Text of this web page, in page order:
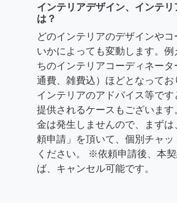
インテリアデザイン、インテ
は？
どのインテリアのデザインや
いかによっても変動します。
ちのインテリアコーディネー
通費、雑費込）ほどとなって
インテリアのアドバイス等で
提供されるケースもございま
金は発生しませんので、まず
頼申請」を頂いて、個別チャ
ください。 ※依頼申請後、本
ば、キャンセル可能です。